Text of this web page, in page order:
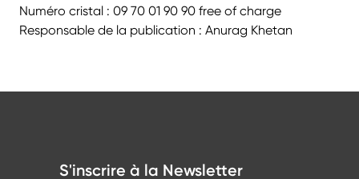
Numéro cristal : 09 70 01 90 90 free of charge
Responsable de la publication : Anurag Khetan
S'inscrire à la Newsletter